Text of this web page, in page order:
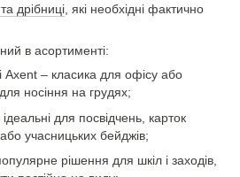
дрібниці, які необхідні фактично
в асортименті:
Axent – класика для офісу або
носіння на грудях;
для посвідчень, карток
учасницьких бейджів;
рішення для шкіл і заходів,